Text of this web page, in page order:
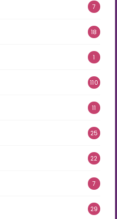
7
18
1
110
11
25
22
7
29